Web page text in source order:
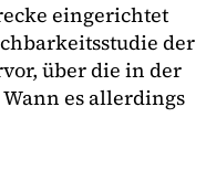
eingerichtet
der
über die in der
es allerdings